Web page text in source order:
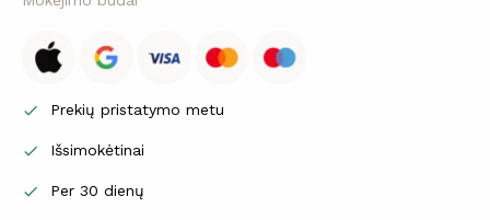
 Prekių pristatymo metu
 Išsimokėtinai
 Per 30 dienų